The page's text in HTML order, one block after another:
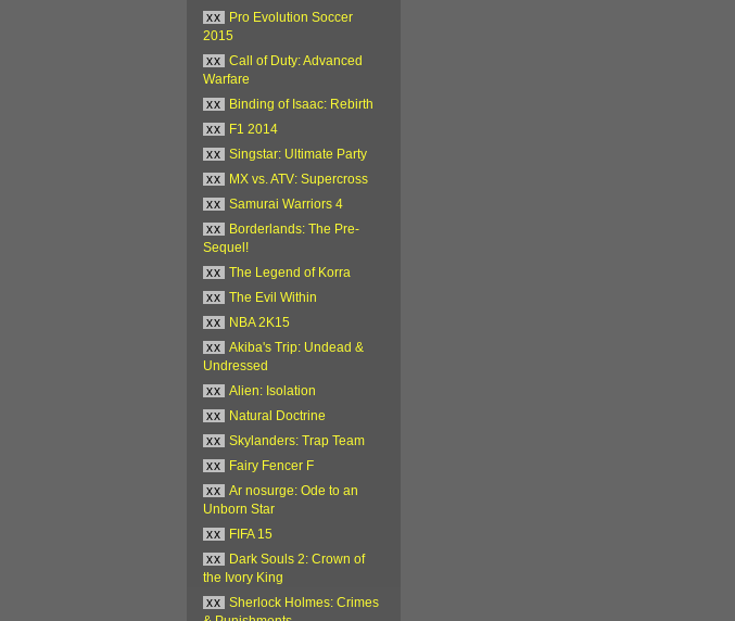
xx
Pro Evolution Soccer
2015
xx
Call of Duty: Advanced
Warfare
xx
Binding of Isaac: Rebirth
xx
F1 2014
xx
Singstar: Ultimate Party
xx
MX vs. ATV: Supercross
xx
Samurai Warriors 4
xx
Borderlands: The Pre-
Sequel!
xx
The Legend of Korra
xx
The Evil Within
xx
NBA 2K15
xx
Akiba's Trip: Undead &
Undressed
xx
Alien: Isolation
xx
Natural Doctrine
xx
Skylanders: Trap Team
xx
Fairy Fencer F
xx
Ar nosurge: Ode to an
Unborn Star
xx
FIFA 15
xx
Dark Souls 2: Crown of
the Ivory King
xx
Sherlock Holmes: Crimes